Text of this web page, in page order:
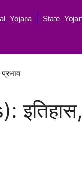
Yojana State